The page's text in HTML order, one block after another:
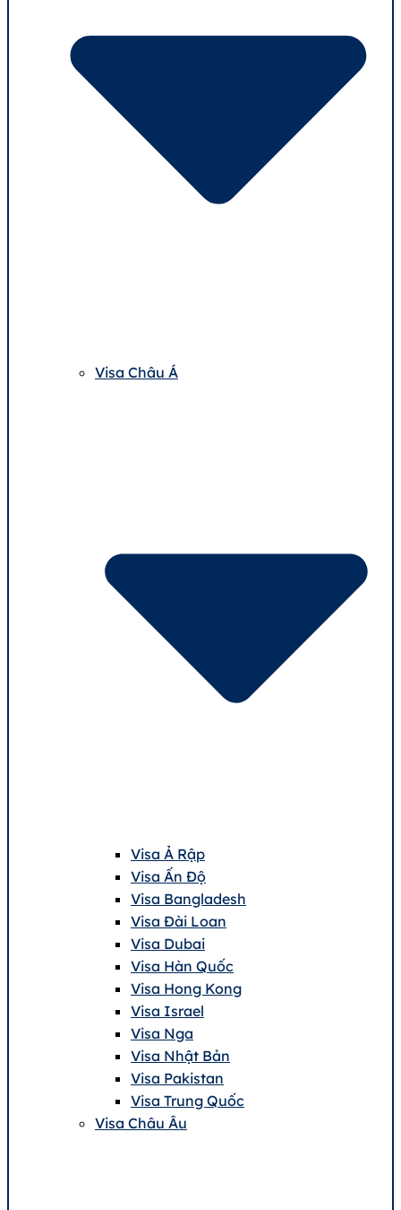
Visa Châu Á
Visa Ả Rập
Visa Ấn Độ
Visa Bangladesh
Visa Đài Loan
Visa Dubai
Visa Hàn Quốc
Visa Hong Kong
Visa Israel
Visa Nga
Visa Nhật Bản
Visa Pakistan
Visa Trung Quốc
Visa Châu Âu